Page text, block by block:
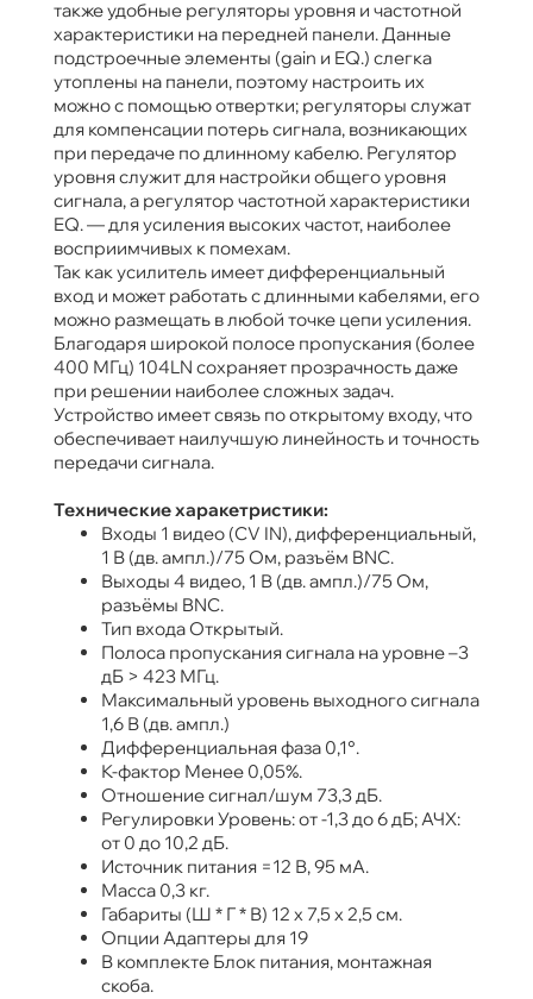
также удобные регуляторы уровня и частотной
характеристики на передней панели. Данные
подстроечные элементы (gain и EQ.) слегка
утоплены на панели, поэтому настроить их
можно с помощью отвертки; регуляторы служат
для компенсации потерь сигнала, возникающих
при передаче по длинному кабелю. Регулятор
уровня служит для настройки общего уровня
сигнала, а регулятор частотной характеристики
EQ. — для усиления высоких частот, наиболее
восприимчивых к помехам.
Так как усилитель имеет дифференциальный
вход и может работать с длинными кабелями, его
можно размещать в любой точке цепи усиления.
Благодаря широкой полосе пропускания (более
400 МГц) 104LN сохраняет прозрачность даже
при решении наиболее сложных задач.
Устройство имеет связь по открытому входу, что
обеспечивает наилучшую линейность и точность
передачи сигнала.
Технические харакетристики:
Входы 1 видео (CV IN), дифференциальный,
1 В (дв. ампл.)/75 Ом, разъём BNC.
Выходы 4 видео, 1 В (дв. ампл.)/75 Ом,
разъёмы BNC.
Тип входа Открытый.
Полоса пропускания сигнала на уровне –3
дБ > 423 МГц.
Максимальный уровень выходного сигнала
1,6 В (дв. ампл.)
Дифференциальная фаза 0,1°.
К-фактор Менее 0,05%.
Отношение сигнал/шум 73,3 дБ.
Регулировки Уровень: от -1,3 до 6 дБ; АЧХ:
от 0 до 10,2 дБ.
Источник питания =12 В, 95 мА.
Масса 0,3 кг.
Габариты (Ш * Г * В) 12 x 7,5 x 2,5 см.
Опции Адаптеры для 19
В комплекте Блок питания, монтажная
скоба.